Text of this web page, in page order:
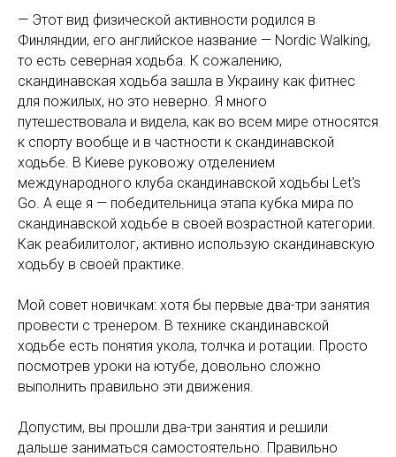
— Этот вид физической активности родился в
Финляндии, его английское название — Nordic Walking,
то есть северная ходьба. К сожалению,
скандинавская ходьба зашла в Украину как фитнес
для пожилых, но это неверно. Я много
путешествовала и видела, как во всем мире относятся
к спорту вообще и в частности к скандинавской
ходьбе. В Киеве руковожу отделением
международного клуба скандинавской ходьбы Let's
Go. А еще я — победительница этапа кубка мира по
скандинавской ходьбе в своей возрастной категории.
Как реабилитолог, активно использую скандинавскую
ходьбу в своей практике.
Мой совет новичкам: хотя бы первые два-три занятия
провести с тренером. В технике скандинавской
ходьбе есть понятия укола, толчка и ротации. Просто
посмотрев уроки на ютубе, довольно сложно
выполнить правильно эти движения.
Допустим, вы прошли два-три занятия и решили
дальше заниматься самостоятельно. Правильно